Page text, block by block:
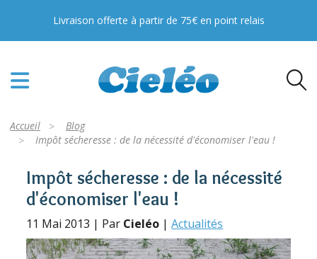
Livraison offerte à partir de 75€ en point relais
Accueil
Blog
Impôt sécheresse : de la nécessité d'économiser l'eau !
Impôt sécheresse : de la nécessité
d'économiser l'eau !
11 Mai 2013 | Par Cieléo |Actualités